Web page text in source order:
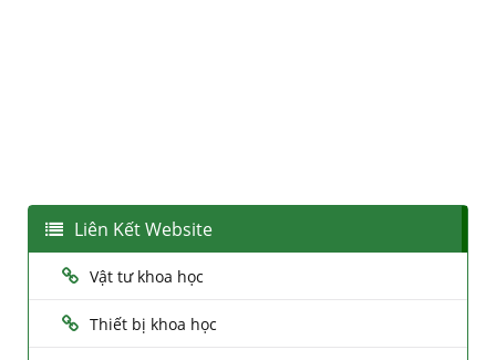
Liên Kết Website
Vật tư khoa học
Thiết bị khoa học